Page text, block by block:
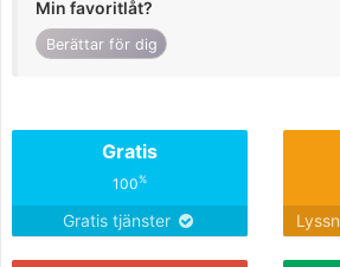
Min favoritlåt?
Berättar för dig
Gratis
100%
Gratis tjänster